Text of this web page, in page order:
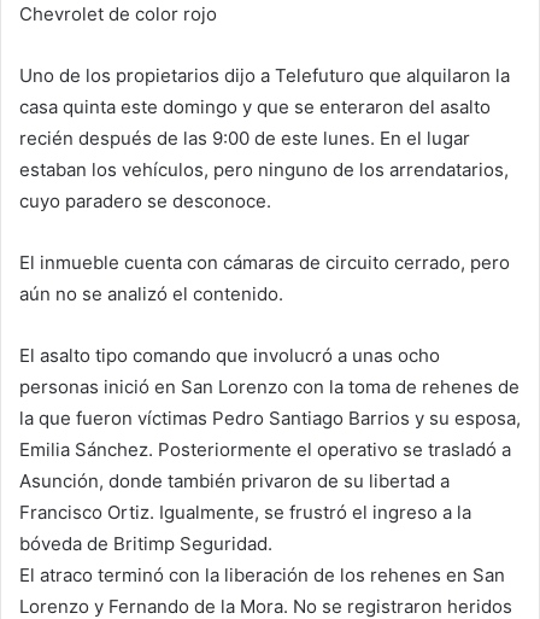
Chevrolet de color rojo
Uno de los propietarios dijo a Telefuturo que alquilaron la
casa quinta este domingo y que se enteraron del asalto
recién después de las 9:00 de este lunes. En el lugar
estaban los vehículos, pero ninguno de los arrendatarios,
cuyo paradero se desconoce.
El inmueble cuenta con cámaras de circuito cerrado, pero
aún no se analizó el contenido.
El asalto tipo comando que involucró a unas ocho
personas inició en San Lorenzo con la toma de rehenes de
la que fueron víctimas Pedro Santiago Barrios y su esposa,
Emilia Sánchez. Posteriormente el operativo se trasladó a
Asunción, donde también privaron de su libertad a
Francisco Ortiz. Igualmente, se frustró el ingreso a la
bóveda de Britimp Seguridad.
El atraco terminó con la liberación de los rehenes en San
Lorenzo y Fernando de la Mora. No se registraron heridos